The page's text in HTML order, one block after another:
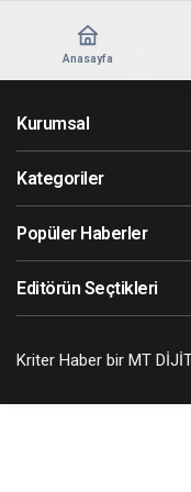
Anasayfa
Kurumsal
Kategoriler
Popüler Haberler
Editörün Seçtikleri
Kriter Haber bir MT